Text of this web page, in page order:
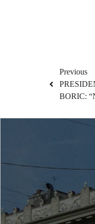
Previous
BORIC: